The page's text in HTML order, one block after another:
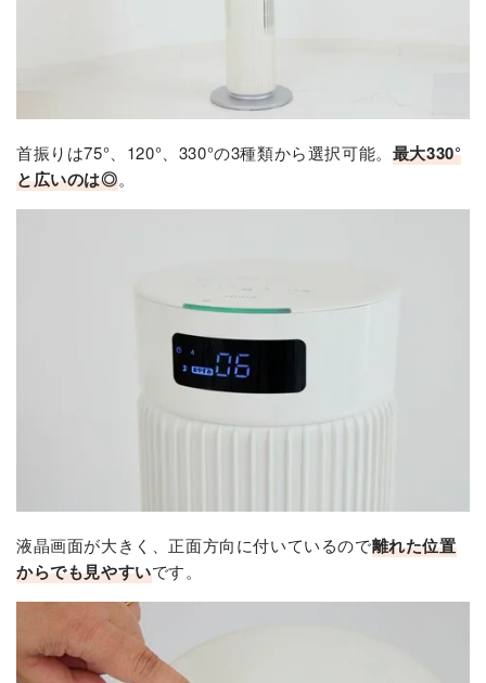
首振りは75°、120°、330°の3種類から選択可能。 最大330°
と広いのは◎。
液晶画面が大きく、正面方向に付いているので離れた位置
からでも見やすいです。